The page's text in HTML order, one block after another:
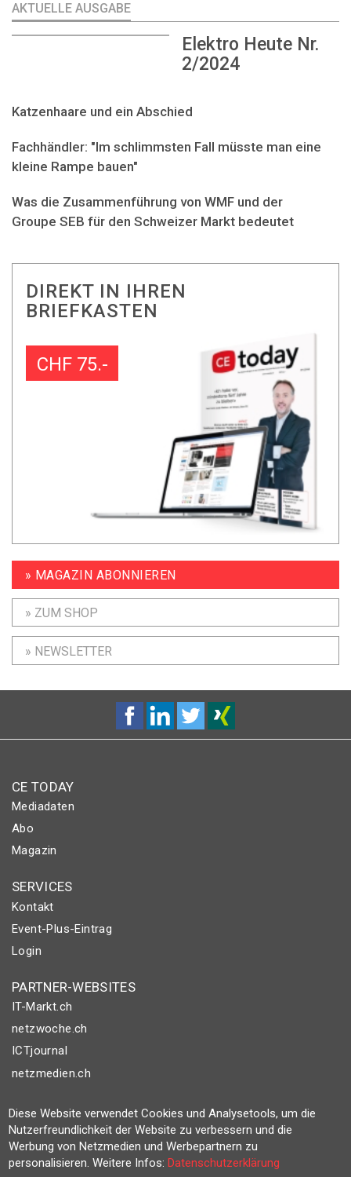
AKTUELLE AUSGABE
Elektro Heute Nr.
2/2024
Katzenhaare und ein Abschied
Fachhändler: "Im schlimmsten Fall müsste man eine
kleine Rampe bauen"
Was die Zusammenführung von WMF und der
Groupe SEB für den Schweizer Markt bedeutet
DIREKT IN IHREN
BRIEFKASTEN
CHF 75.-
» MAGAZIN ABONNIEREN
» ZUM SHOP
» NEWSLETTER
CE TODAY
Mediadaten
Abo
Magazin
SERVICES
Kontakt
Event-Plus-Eintrag
Login
PARTNER-WEBSITES
IT-Markt.ch
netzwoche.ch
ICTjournal
netzmedien.ch
© NETZMEDIEN AG 2026
Impressum
AGB
Diese Website verwendet Cookies und Analysetools, um die
Nutzerfreundlichkeit der Website zu verbessern und die
Werbung von Netzmedien und Werbepartnern zu
personalisieren. Weitere Infos:Datenschutzerklärung